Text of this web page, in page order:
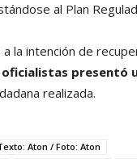
al Plan
la intención de
oficialistas presentó
realizada.
Aton / Foto: Aton